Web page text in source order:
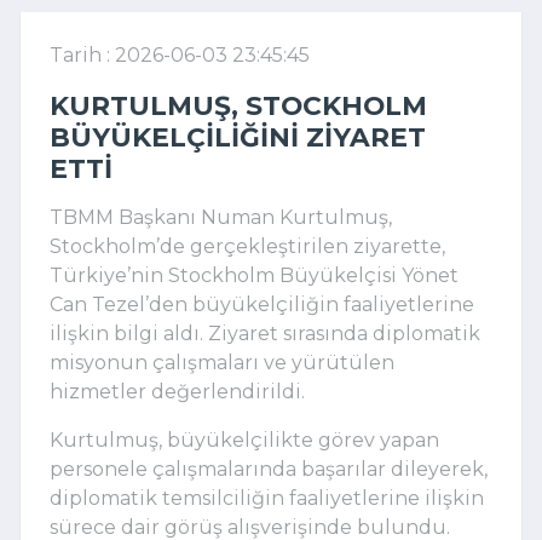
Tarih : 2026-06-03 23:45:45
KURTULMUŞ, STOCKHOLM
BÜYÜKELÇILIĞINI ZIYARET
ETTI
TBMM Başkanı Numan Kurtulmuş,
Stockholm’de gerçekleştirilen ziyarette,
Türkiye’nin Stockholm Büyükelçisi Yönet
Can Tezel’den büyükelçiliğin faaliyetlerine
ilişkin bilgi aldı. Ziyaret sırasında diplomatik
misyonun çalışmaları ve yürütülen
hizmetler değerlendirildi.
Kurtulmuş, büyükelçilikte görev yapan
personele çalışmalarında başarılar dileyerek,
diplomatik temsilciliğin faaliyetlerine ilişkin
sürece dair görüş alışverişinde bulundu.